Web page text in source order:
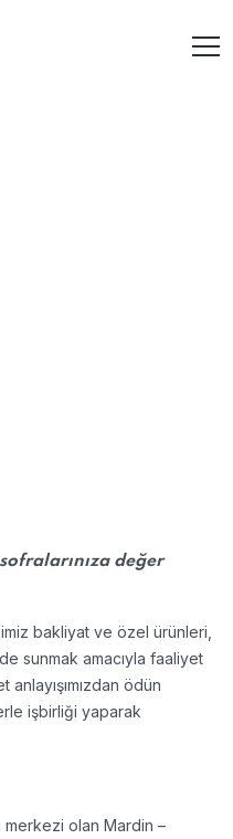
değer
bakliyat ve özel ürünleri,
sunmak amacıyla faaliyet
ödün
işbirliği yaparak
merkezi olan Mardin –